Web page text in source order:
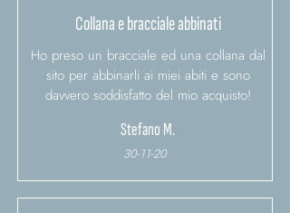
Collana e bracciale abbinati
Ho preso un bracciale ed una collana dal
sito per abbinarli ai miei abiti e sono
davvero soddisfatto del mio acquisto!
Stefano M.
30-11-20